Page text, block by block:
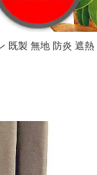
既製 無地 防炎 遮熱